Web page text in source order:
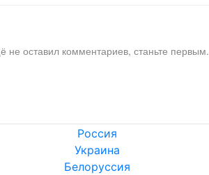
не оставил комментариев, станьте первым.
Россия
Украина
Белоруссия